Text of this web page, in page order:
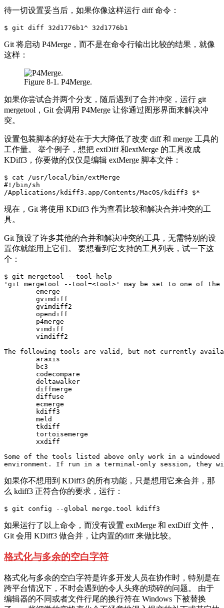
待一切设置妥当后，如果你像这样运行 diff 命令：
Git 将启动 P4Merge，而不是在命令行输出比较的结果，就像
这样：
Figure 8-1. P4Merge.
如果你尝试合并两个分支，随后遇到了合并冲突，运行 git
mergetool，Git 会调用 P4Merge 让你通过图形界面来解决冲
突。
设置包装脚本的好处在于大大降低了改变 diff 和 merge 工具的
工作量。 举个例子，想把 extDiff 和extMerge 的工具改成
KDiff3，你要做的仅仅是编辑 extMerge 脚本文件：
$ cat /usr/local/bin/extMerge
#!/bin/sh
现在，Git 将使用 KDiff3 作为查看比较和解决合并冲突的工
具。
Git 预设了许多其他的合并和解决冲突的工具，无需特别的设
置你就能用上它们。 要想看到它支持的工具列表，试一下这
个：
$ git mergetool --tool-help
'git mergetool --tool=<tool>' may be set to one of
        emerge
        gvimdiff
        gvimdiff2
        opendiff
        p4merge
        vimdiff
        vimdiff2
The following tools are valid, but not currently
        araxis
        bc3
        codecompare
        deltawalker
        diffmerge
        diffuse
        ecmerge
        kdiff3
        meld
        tkdiff
        tortoisemerge
        xxdiff
Some of the tools listed above only work in a windowed
如果你不想用到 KDiff3 的所有功能，只是想用它来合并，那
么 kdiff3 正符合你的要求，运行：
如果运行了以上命令，而没有设置 extMerge 和 extDiff 文件，
Git 会用 KDiff3 做合并，让内置的diff 来做比较。
格式化与多余的空白字符
格式化与多余的空白字符是许多开发人员在协作时，特别是在
跨平台情况下，不时会遇到的令人头疼的琐碎的问题。 由于
编辑器的不同或者文件行尾的换行符在 Windows 下被替换